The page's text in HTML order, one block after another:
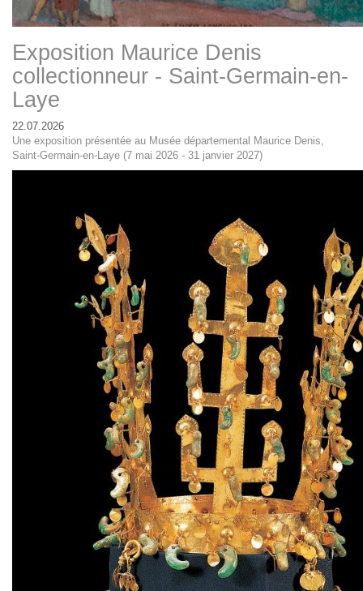
Exposition Maurice Denis
collectionneur - Saint-Germain-en-
Laye
22.07.2026
Une exposition présentée au Musée départemental Maurice Denis,
Saint-Germain-en-Laye (7 mai 2026 - 31 janvier 2027)